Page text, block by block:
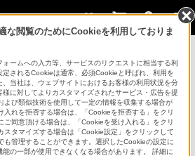
デジタル一眼カメラ NEX-3D
な閲覧のためにCookieを利用しておりま
ームへの入力等、サービスのリクエストに相当する利
されるCookieは通常、必須Cookieと呼ばれ、利用を
当社は、ウェブサイトにおけるお客様の利用状況を分
に対してよりカスタマイズされたサービス・広告を提
よび類似技術を使用して一定の情報を収集する場合が
入れを拒否する場合は、「Cookieを拒否する」をクリ
ご同意頂ける場合は、「Cookieを受け入れる」をクリ
スタマイズする場合は「Cookie設定」をクリックして
も管理することができます。選択したCookieの設定に
能の一部が使用できなくなる場合があります。 詳細に